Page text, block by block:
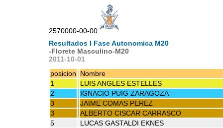
2570000-00-00
Resultados I Fase Autonomica M20
-Florete Masculino-M20
2011-10-01
posicion
Nombre
1
LUIS ANGLES ESTELLES
2
IGNACIO PUIG ZARAGOZA
3
JAIME COMAS PEREZ
3
ALBERTO CISCAR CARRASCO
5
LUCAS GASTALDI EKNES